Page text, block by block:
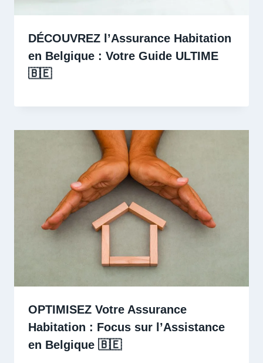
DÉCOUVREZ l’Assurance Habitation
en Belgique : Votre Guide ULTIME
🇧🇪
OPTIMISEZ Votre Assurance
Habitation : Focus sur l’Assistance
en Belgique 🇧🇪 ️